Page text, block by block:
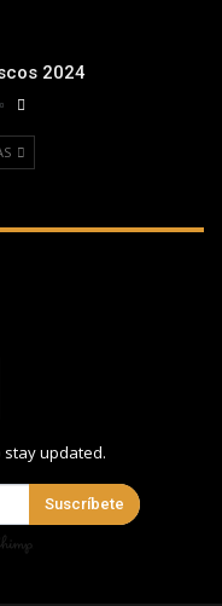
2024
updated.
Suscríbete